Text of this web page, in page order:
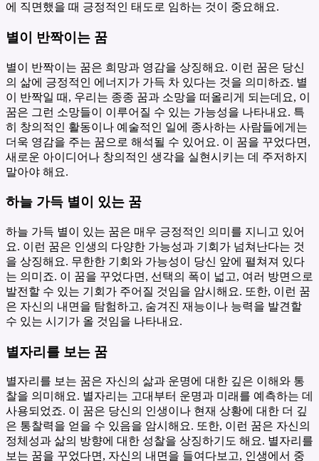
에 직면했을 때 긍정적인 태도로 임하는 것이 중요해요.
별이 반짝이는 꿈
별이 반짝이는 꿈은 희망과 영감을 상징해요. 이런 꿈은 당신
의 삶에 긍정적인 에너지가 가득 차 있다는 것을 의미하죠. 별
이 반짝일 때, 우리는 종종 꿈과 소망을 떠올리게 되는데요, 이
꿈은 그런 소망들이 이루어질 수 있는 가능성을 나타내요. 특
히 창의적인 활동이나 예술적인 일에 종사하는 사람들에게는
더욱 영감을 주는 꿈으로 해석될 수 있어요. 이 꿈을 꾸었다면,
새로운 아이디어나 창의적인 생각을 실현시키는 데 주저하지
말아야 해요.
하늘 가득 별이 있는 꿈
하늘 가득 별이 있는 꿈은 매우 긍정적인 의미를 지니고 있어
요. 이런 꿈은 인생의 다양한 가능성과 기회가 넘쳐난다는 것
을 상징해요. 무한한 기회와 가능성이 당신 앞에 펼쳐져 있다
는 의미죠. 이 꿈을 꾸었다면, 선택의 폭이 넓고, 여러 방면으로
발전할 수 있는 기회가 주어질 것임을 암시해요. 또한, 이런 꿈
은 자신의 내면을 탐험하고, 숨겨진 재능이나 능력을 발견할
수 있는 시기가 올 것임을 나타내요.
별자리를 보는 꿈
별자리를 보는 꿈은 자신의 삶과 운명에 대한 깊은 이해와 통
찰을 의미해요. 별자리는 고대부터 운명과 미래를 예측하는 데
사용되었죠. 이 꿈은 당신의 인생이나 현재 상황에 대한 더 깊
은 통찰력을 얻을 수 있음을 암시해요. 또한, 이런 꿈은 자신의
정체성과 삶의 방향에 대한 성찰을 상징하기도 해요. 별자리를
보는 꿈을 꾸었다면, 자신의 내면을 들여다보고, 인생에서 중